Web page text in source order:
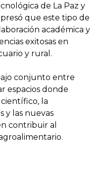
de La Paz y
que este tipo de
académica y
exitosas en
y rural.
conjunto entre
espacios donde
la
y las nuevas
contribuir al